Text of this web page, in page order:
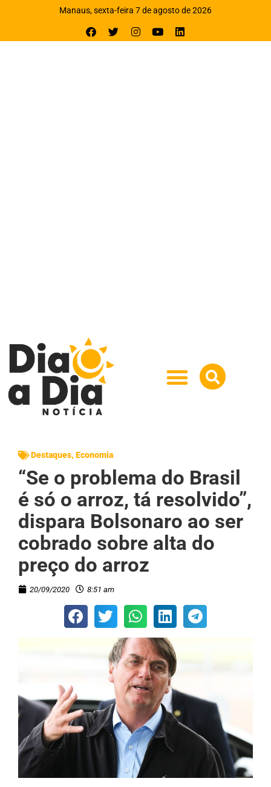
Manaus, sexta-feira 7 de agosto de 2026
Destaques, Economia
“Se o problema do Brasil
é só o arroz, tá resolvido”,
dispara Bolsonaro ao ser
cobrado sobre alta do
preço do arroz
20/09/2020 8:51 am